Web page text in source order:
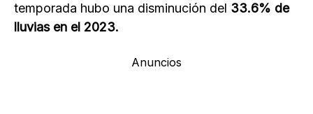
temporada hubo una disminución del 33.6% de
lluvias en el 2023.
Anuncios